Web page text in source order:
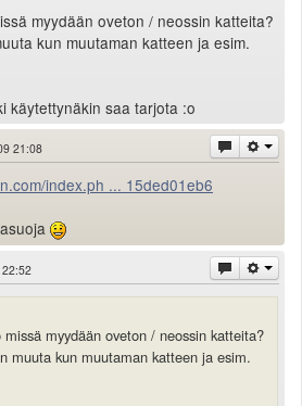
myydään oveton / neossin katteita?
kun muutaman katteen ja esim.
käytettynäkin saa tarjota :o
21:08
index.ph ... 15ded01eb6
missä myydään oveton / neossin katteita?
muuta kun muutaman katteen ja esim.